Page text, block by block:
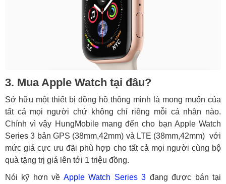
3. Mua Apple Watch tại đâu?
Sở hữu một thiết bị đồng hồ thông minh là mong muốn của
tất cả mọi người chứ không chỉ riêng mỗi cá nhân nào.
Chính vì vậy HungMobile mang đến cho bạn Apple Watch
Series 3 bản GPS (38mm,42mm) và LTE (38mm,42mm) với
mức giá cực ưu đãi phù hợp cho tất cả mọi người cùng bộ
quà tặng trị giá lên tới 1 triệu đồng.
Nói kỹ hơn về Apple Watch Series 3 đang được bán tại